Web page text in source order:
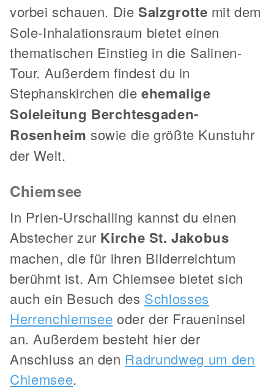
vorbei schauen. Die Salzgrotte mit dem
Sole-Inhalationsraum bietet einen
thematischen Einstieg in die Salinen-
Tour. Außerdem findest du in
Stephanskirchen dieehemalige
Soleleitung Berchtesgaden-
Rosenheim sowie die größte Kunstuhr
der Welt.
Chiemsee
In Prien-Urschalling kannst du einen
Abstecher zur Kirche St. Jakobus
machen, die für ihren Bilderreichtum
berühmt ist. Am Chiemsee bietet sich
auch ein Besuch des Schlosses
Herrenchiemsee oder der Fraueninsel
an. Außerdem besteht hier der
Anschluss an den Radrundweg um den
Chiemsee.